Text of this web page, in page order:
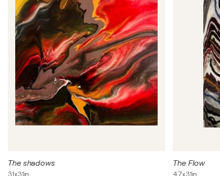
The shadows
31x31in
The Flow
47x31in